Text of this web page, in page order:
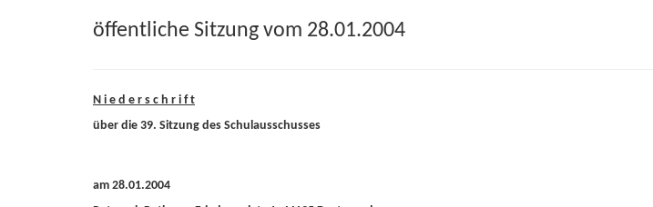
öffentliche Sitzung vom 28.01.2004
N i e d e r s c h r i f t
über die 39. Sitzung des Schulausschusses
am 28.01.2004